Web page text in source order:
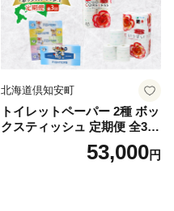
北海道倶知安町
トイレットペーパー 2種 ボッ
クスティッシュ 定期便 全3
回 日本製 まとめ買い 防災
常備品 日用雑貨 消耗品 生活
53,000円